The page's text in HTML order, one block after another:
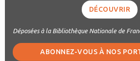
DÉCOUVRIR
Déposées à la Bibliothèque Nationale de
ABONNEZ-VOUS À NOS